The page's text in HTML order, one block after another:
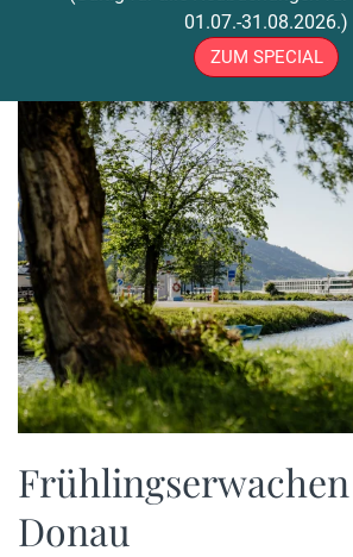
Webcam
Singleurlaub mit Kind
Entspannungs-Pakete
Seminaranfrage
ONLINE BUCHEN
01.07.-31.08.2026.)
ZUM SPECIAL
Donau